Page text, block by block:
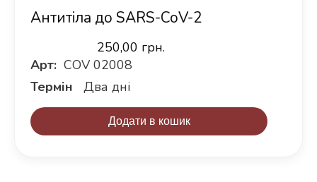
Антитіла до SARS-CoV-2
250,00 грн.
Арт: COV 02008
Термін
Два дні
Додати в кошик